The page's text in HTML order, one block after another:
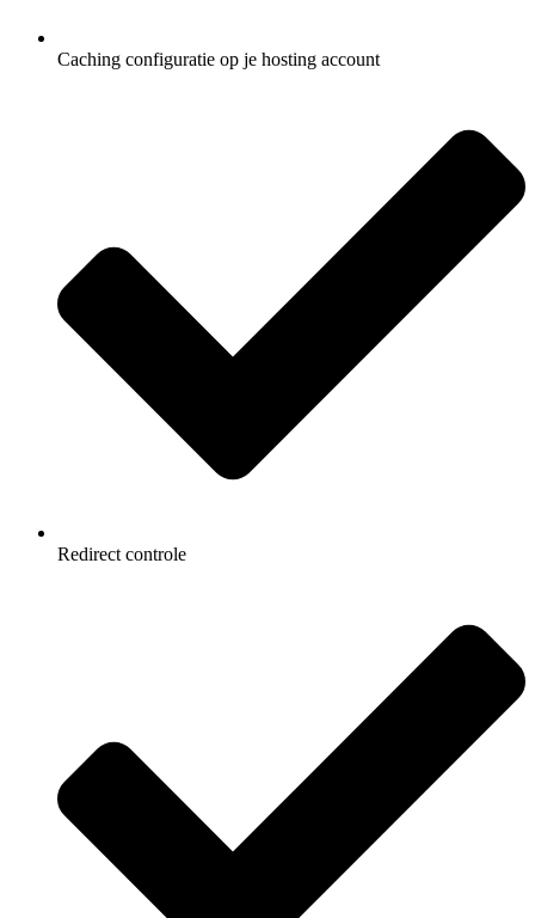
Caching configuratie op je hosting account
Redirect controle